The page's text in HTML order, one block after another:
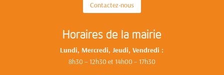
Contactez-nous
Horaires de la mairie
Lundi, Mercredi, Jeudi, Vendredi :
8h30 – 12h30 et 14h00 – 17h30